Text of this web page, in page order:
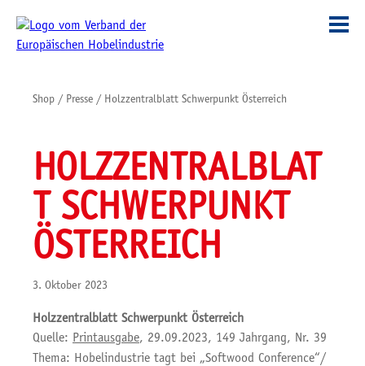
Shop / Presse / Holzzentralblatt Schwerpunkt Österreich
HOLZZENTRALBLAT
T SCHWERPUNKT
ÖSTERREICH
3. Oktober 2023
Holzzentralblatt Schwerpunkt Österreich
Quelle: Printausgabe, 29.09.2023, 149 Jahrgang, Nr. 39
Thema: Hobelindustrie tagt bei „Softwood Conference“/